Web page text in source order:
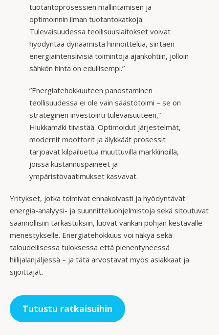
tuotantoprosessien mallintamisen ja
optimoinnin ilman tuotantokatkoja.
Tulevaisuudessa teollisuuslaitokset voivat
hyödyntää dynaamista hinnoittelua, siirtäen
energiaintensiivisiä toimintoja ajankohtiin, jolloin
sähkön hinta on edullisempi.”
”Energiatehokkuuteen panostaminen
teollisuudessa ei ole vain säästötoimi – se on
strateginen investointi tulevaisuuteen,”
Hiukkamäki tiivistää. Optimoidut järjestelmät,
modernit moottorit ja älykkäät prosessit
tarjoavat kilpailuetua muuttuvilla markkinoilla,
joissa kustannuspaineet ja
ympäristövaatimukset kasvavat.
Yritykset, jotka toimivat ennakoivasti ja hyödyntävät
energia-analyysi- ja suunnitteluohjelmistoja sekä sitoutuvat
säännöllisiin tarkastuksiin, luovat vankan pohjan kestävälle
menestykselle. Energiatehokkuus voi näkyä sekä
taloudellisessa tuloksessa että pienentyneessä
hiilijalanjäljessä – ja tätä arvostavat myös asiakkaat ja
sijoittajat.
Tutustu ratkaisuihin